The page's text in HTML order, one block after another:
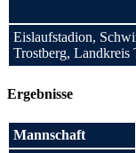
Eislaufstadion,
Trostberg, Landkreis
Ergebnisse
Mannschaft